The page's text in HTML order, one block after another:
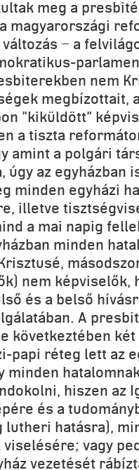
meg a
magyarországi
− a
nem
megbízottait,
"kiküldött"
a tiszta
amint a polgári
az egyházban
minden egyházi
illetve
a mai napig
minden
nem képviselők,
és a belső
A
következtében
papi réteg lett az
minden
hiszen az
és a
hatásra),
vagy
vezetését